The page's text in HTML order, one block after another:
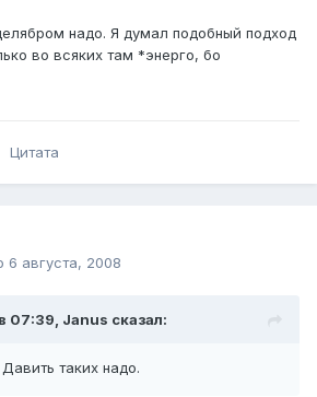
надо. Я думал подобный подход
во всяких там *энерго, бо
Цитата
6 августа, 2008
07:39, Janus сказал:
таких надо.